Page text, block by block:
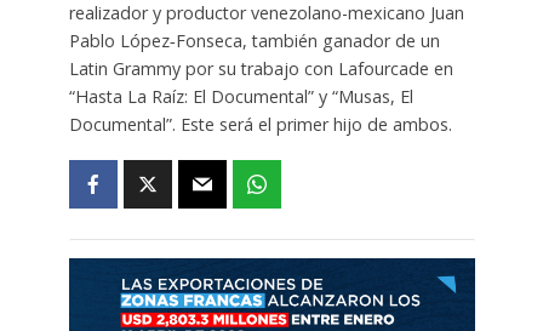
realizador y productor venezolano-mexicano Juan
Pablo López‑Fonseca, también ganador de un
Latin Grammy por su trabajo con Lafourcade en
“Hasta La Raíz: El Documental” y “Musas, El
Documental”. Este será el primer hijo de ambos.